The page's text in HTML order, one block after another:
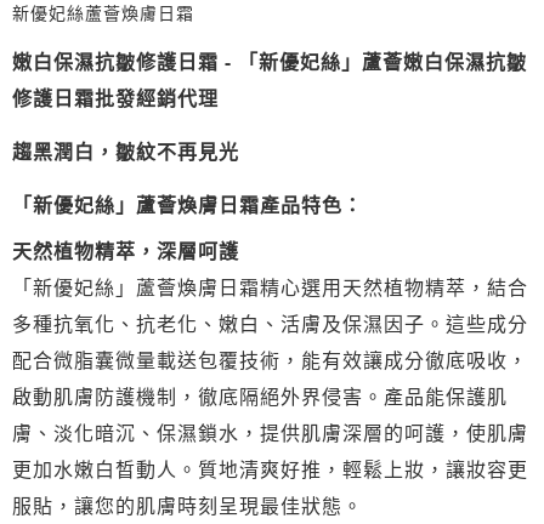
新優妃絲蘆薈煥膚日霜
嫩白保濕抗皺修護日霜 - 「新優妃絲」蘆薈嫩白保濕抗皺
修護日霜批發經銷代理
趨黑潤白，皺紋不再見光
「新優妃絲」蘆薈煥膚日霜產品特色：
天然植物精萃，深層呵護
「新優妃絲」蘆薈煥膚日霜精心選用天然植物精萃，結合
多種抗氧化、抗老化、嫩白、活膚及保濕因子。這些成分
配合微脂囊微量載送包覆技術，能有效讓成分徹底吸收，
啟動肌膚防護機制，徹底隔絕外界侵害。產品能保護肌
膚、淡化暗沉、保濕鎖水，提供肌膚深層的呵護，使肌膚
更加水嫩白晳動人。質地清爽好推，輕鬆上妝，讓妝容更
服貼，讓您的肌膚時刻呈現最佳狀態。